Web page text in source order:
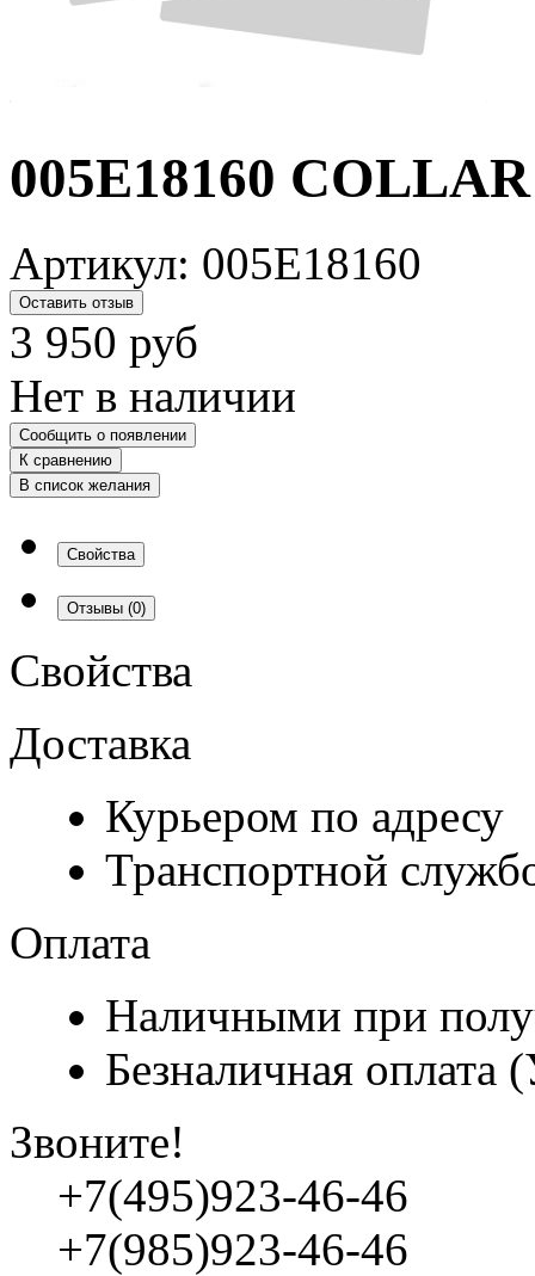
005E18160
Артикул: 005E18160
Оставить отзыв
3 950 руб
Нет в наличии
Сообщить о появлении
К сравнению
В список желания
Свойства
Отзывы (0)
Свойства
Доставка
Курьером по адресу
Транспортной
Оплата
Наличными при
Безналичная
Звоните!
+7(495)923-46-46
+7(985)923-46-46